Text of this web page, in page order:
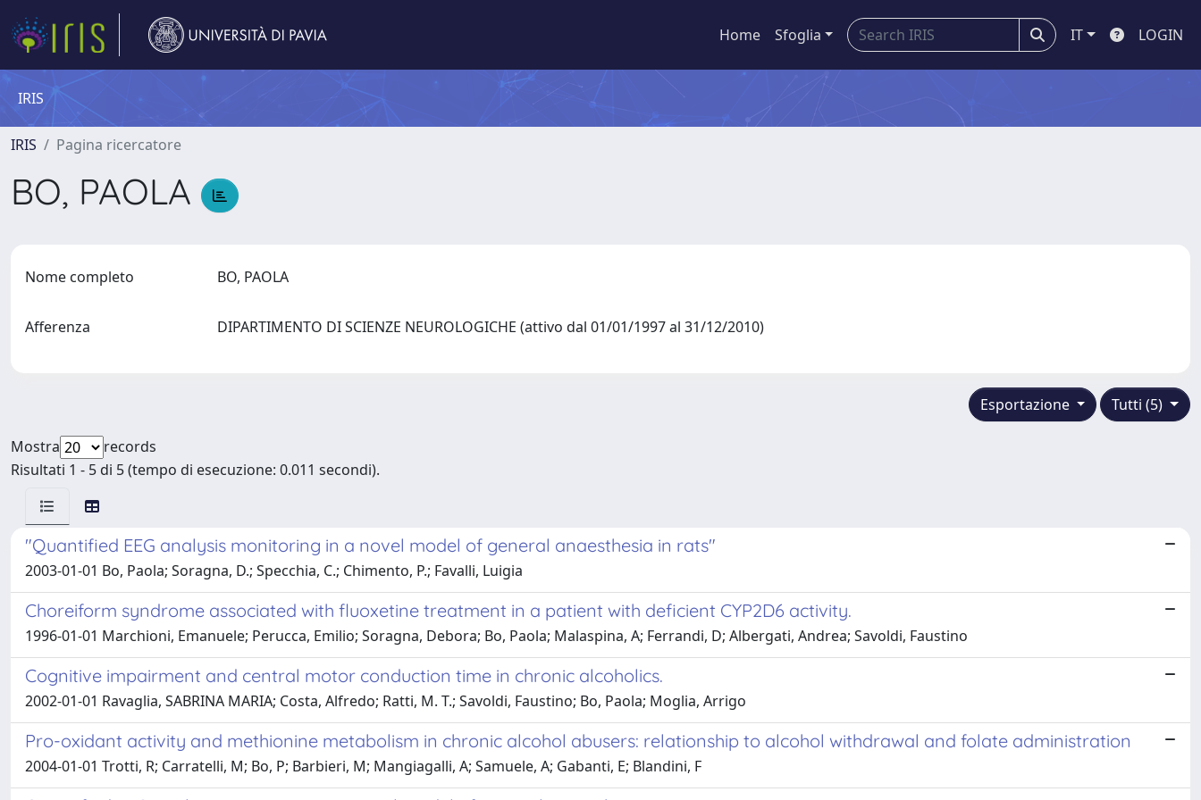
Home Sfoglia IT LOGIN
IRIS
IRIS Pagina ricercatore
BO, PAOLA
Nome completo BO, PAOLA
Afferenza DIPARTIMENTO DI SCIENZE NEUROLOGICHE (attivo dal 01/01/1997 al 31/12/2010)
Tutti (5)
Esportazione
Mostra
records
Risultati 1 - 5 di 5 (tempo di esecuzione: 0.011 secondi).
"Quantified EEG analysis monitoring in a novel model of general anaesthesia in rats"
2003-01-01 Bo, Paola; Soragna, D.; Specchia, C.; Chimento, P.; Favalli, Luigia
Choreiform syndrome associated with fluoxetine treatment in a patient with deficient CYP2D6 activity.
1996-01-01 Marchioni, Emanuele; Perucca, Emilio; Soragna, Debora; Bo, Paola; Malaspina, A; Ferrandi, D; Albergati, Andrea; Savoldi, Faustino
Cognitive impairment and central motor conduction time in chronic alcoholics.
2002-01-01 Ravaglia, SABRINA MARIA; Costa, Alfredo; Ratti, M. T.; Savoldi, Faustino; Bo, Paola; Moglia, Arrigo
Pro-oxidant activity and methionine metabolism in chronic alcohol abusers: relationship to alcohol withdrawal and folate administration
2004-01-01 Trotti, R; Carratelli, M; Bo, P; Barbieri, M; Mangiagalli, A; Samuele, A; Gabanti, E; Blandini, F